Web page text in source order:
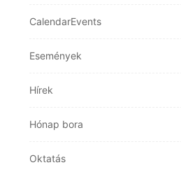
CalendarEvents
Események
Hírek
Hónap bora
Oktatás